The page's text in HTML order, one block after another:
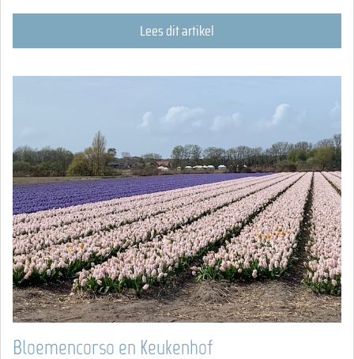
Lees dit artikel
Bloemencorso en Keukenhof